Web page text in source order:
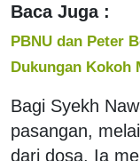
Baca Juga :
PBNU dan Peter
Dukungan Kokoh
Bagi Syekh
pasangan,
dari dosa. Ia